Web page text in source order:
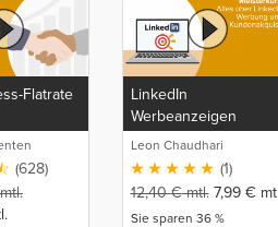
Flatrate
(628)
LinkedIn
Werbeanzeigen
Meisterkurs: Alles
über LinkedIn
Werbung und
Kundenakquise
Leon Chaudhari
(1)
12,40€mtl. 7,99 €
Sie sparen 36 %